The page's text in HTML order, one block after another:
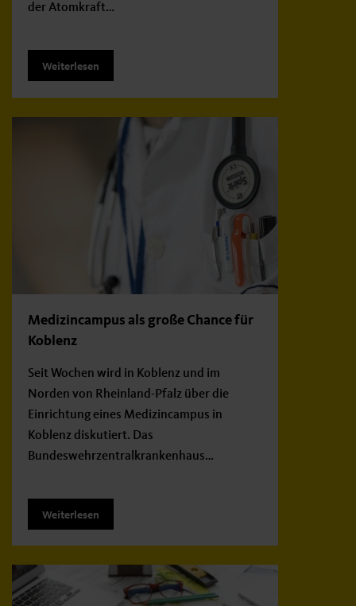
der Atomkraft…
Weiterlesen
Medizincampus als große Chance für
Koblenz
Seit Wochen wird in Koblenz und im
Norden von Rheinland-Pfalz über die
Einrichtung eines Medizincampus in
Koblenz diskutiert. Das
Bundeswehrzentralkrankenhaus…
Weiterlesen